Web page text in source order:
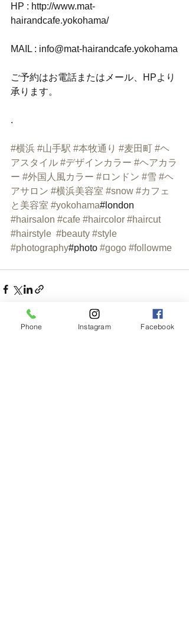
HP : http://www.mat-
hairandcafe.yokohama/
MAIL : info@mat-hairandcafe.yokohama
ご予約はお電話またはメール、HPより
承ります。
.
#横浜 #山手駅 #本牧通り #麦田町 #ヘ
アスタイル #デザインカラー #ヘアカラ
ー #外国人風カラー #ロンドン #雪 #ヘ
アサロン #横浜美容室 #snow #カフェ
と美容室 #yokohama#london
#hairsalon #cafe #haircolor #haircut
#hairstyle #beauty #style
#photography#photo #gogo #followme
Phone Instagram Facebook